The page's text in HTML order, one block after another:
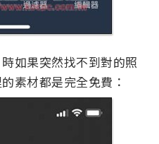
如果突然找不到對的照
素材都是完全免費：